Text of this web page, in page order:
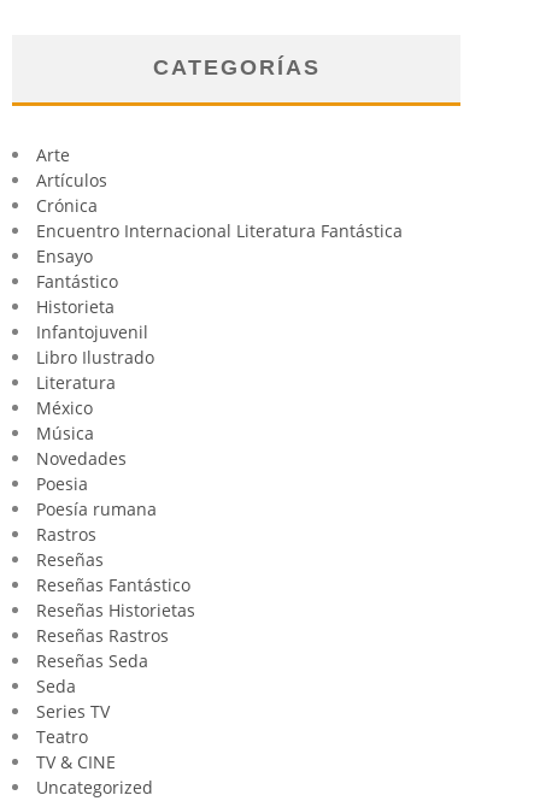
CATEGORÍAS
Arte
Artículos
Crónica
Encuentro Internacional Literatura Fantástica
Ensayo
Fantástico
Historieta
Infantojuvenil
Libro Ilustrado
Literatura
México
Música
Novedades
Poesia
Poesía rumana
Rastros
Reseñas
Reseñas Fantástico
Reseñas Historietas
Reseñas Rastros
Reseñas Seda
Seda
Series TV
Teatro
TV & CINE
Uncategorized